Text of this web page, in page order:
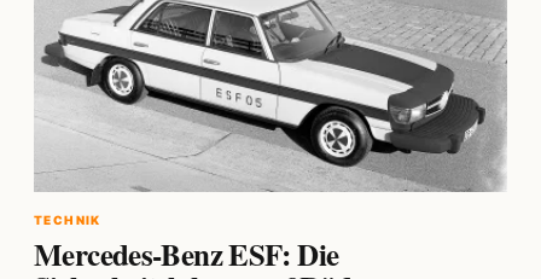
TECHNIK
Mercedes-Benz ESF: Die